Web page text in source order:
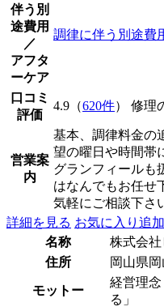
伴う別
途費用
／
アフタ
ーケア
調律に伴う別途費
口コミ
評価
4.9（620件） 修理
営業案
内
基本、調律料金の
望の曜日や時間帯
グランフィールも
はなんでもお任せ
気軽にご相談下さ
詳細を見る お気に入り追加
名称
株式会
住所
岡山県
モットー
経営理
る」